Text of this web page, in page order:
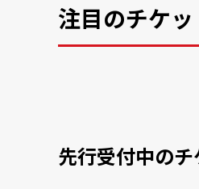
注目のチケッ
先行受付中のチ